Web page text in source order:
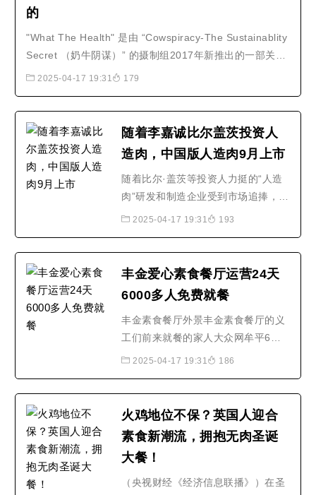
醋，番茄酱，浓缩橙汁，少许..
的
"What The Health" 是由 “Cowspiracy-The Sustainablity
Secret （奶牛阴谋）” 的摄制组2017年新推出的一部关于
健康和纯素饮食的纪录片。此摄制组的第一部纪录片《奶
环境造成的难以置信的灾难。..
2025-04-17 19:31 179
随着李嘉诚比尔盖茨投资人
造肉，中国版人造肉9月上市
随着比尔·盖茨等投资人力挺的“人造
肉”研发和制造企业受到市场追捧，以
及汉堡王、麦当劳等快餐品牌在推出
企业成功上市后股价飙升，如今人造
究重点。中国作为拥有..随着比尔·盖
茨等投资人力挺的..
2025-04-17 19:31 193
丰金爱心素食餐厅运营24天
6000多人免费就餐
丰金素食餐厅外景丰金素食餐厅的义
工们前来就餐的家人大众网牟平6月6
日讯（记者 李广圣） 木耳炒茭瓜和
丰金爱心素食餐厅运行第24天的午餐
成立免费素食餐厅自5月14日试营业
以来，已经吸引了6000多人..
2025-04-17 19:31 186
火鸡地位不保？英国人迎合
素食新潮流，拥抱无肉圣诞
大餐！
（央视财经《经济信息联播》）在圣